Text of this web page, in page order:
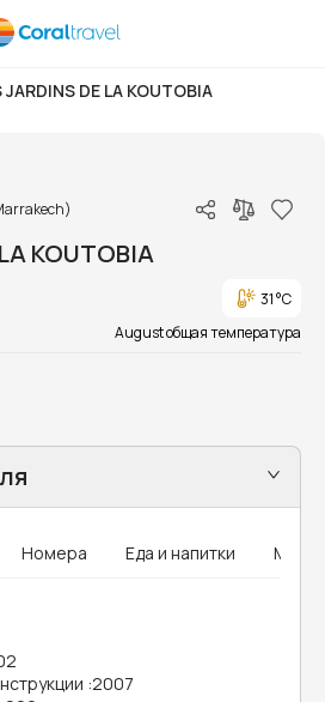
JARDINS DE LA KOUTOBIA
KOUTOBIA
31 °C
August общая температура
Номера Еда и напитки MICE
:2007